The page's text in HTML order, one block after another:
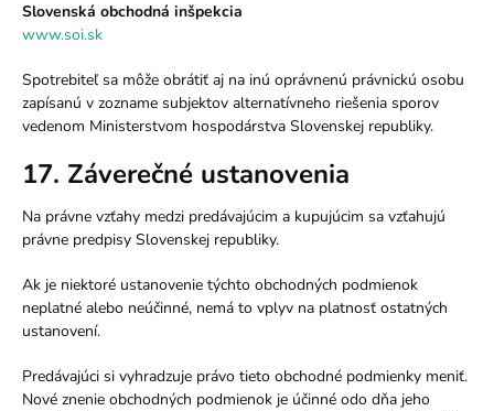
Slovenská obchodná inšpekcia
www.soi.sk
Spotrebiteľ sa môže obrátiť aj na inú oprávnenú právnickú osobu
zapísanú v zozname subjektov alternatívneho riešenia sporov
vedenom Ministerstvom hospodárstva Slovenskej republiky.
17. Záverečné ustanovenia
Na právne vzťahy medzi predávajúcim a kupujúcim sa vzťahujú
právne predpisy Slovenskej republiky.
Ak je niektoré ustanovenie týchto obchodných podmienok
neplatné alebo neúčinné, nemá to vplyv na platnosť ostatných
ustanovení.
Predávajúci si vyhradzuje právo tieto obchodné podmienky meniť.
Nové znenie obchodných podmienok je účinné odo dňa jeho